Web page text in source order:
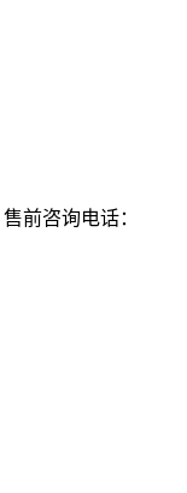
前咨询电话：